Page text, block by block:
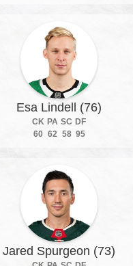
Esa Lindell (76)
CK PA SC DF
60 62 58 95
Jared Spurgeon (73)